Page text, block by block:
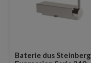
Baterie dus Steinberg